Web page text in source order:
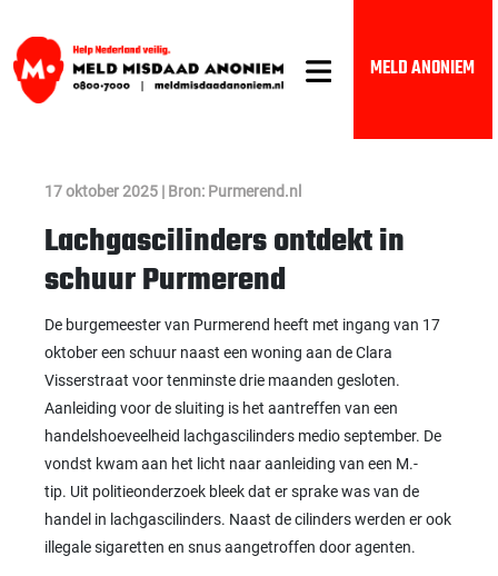
MELD ANONIEM
17 oktober 2025 | Bron: Purmerend.nl
Lachgascilinders ontdekt in
schuur Purmerend
De burgemeester van Purmerend heeft met ingang van 17
oktober een schuur naast een woning aan de Clara
Visserstraat voor tenminste drie maanden gesloten.
Aanleiding voor de sluiting is het aantreffen van een
handelshoeveelheid lachgascilinders medio september. De
vondst kwam aan het licht naar aanleiding van een M.-
tip. Uit politieonderzoek bleek dat er sprake was van de
handel in lachgascilinders. Naast de cilinders werden er ook
illegale sigaretten en snus aangetroffen door agenten.